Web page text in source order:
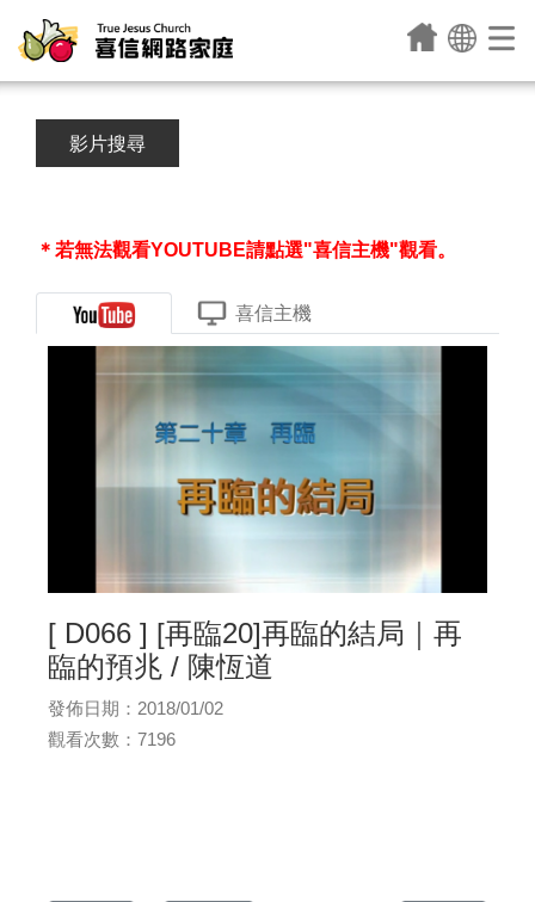
影片搜尋
＊若無法觀看YOUTUBE請點選"喜信主機"觀看。
喜信主機
[ D066 ] [再臨20]再臨的結局｜再
臨的預兆 / 陳恆道
發佈日期：2018/01/02
觀看次數：7196